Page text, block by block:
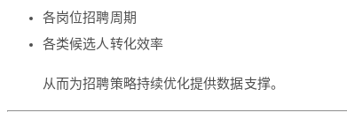
各岗位招聘周期
各类候选人转化效率
从而为招聘策略持续优化提供数据支撑。